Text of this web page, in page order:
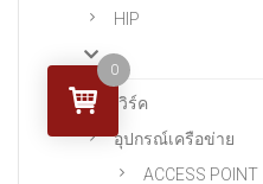
HIP
เน็ตเวิร์ค
อุปกรณ์เครือข่าย
ACCESS POINT
0